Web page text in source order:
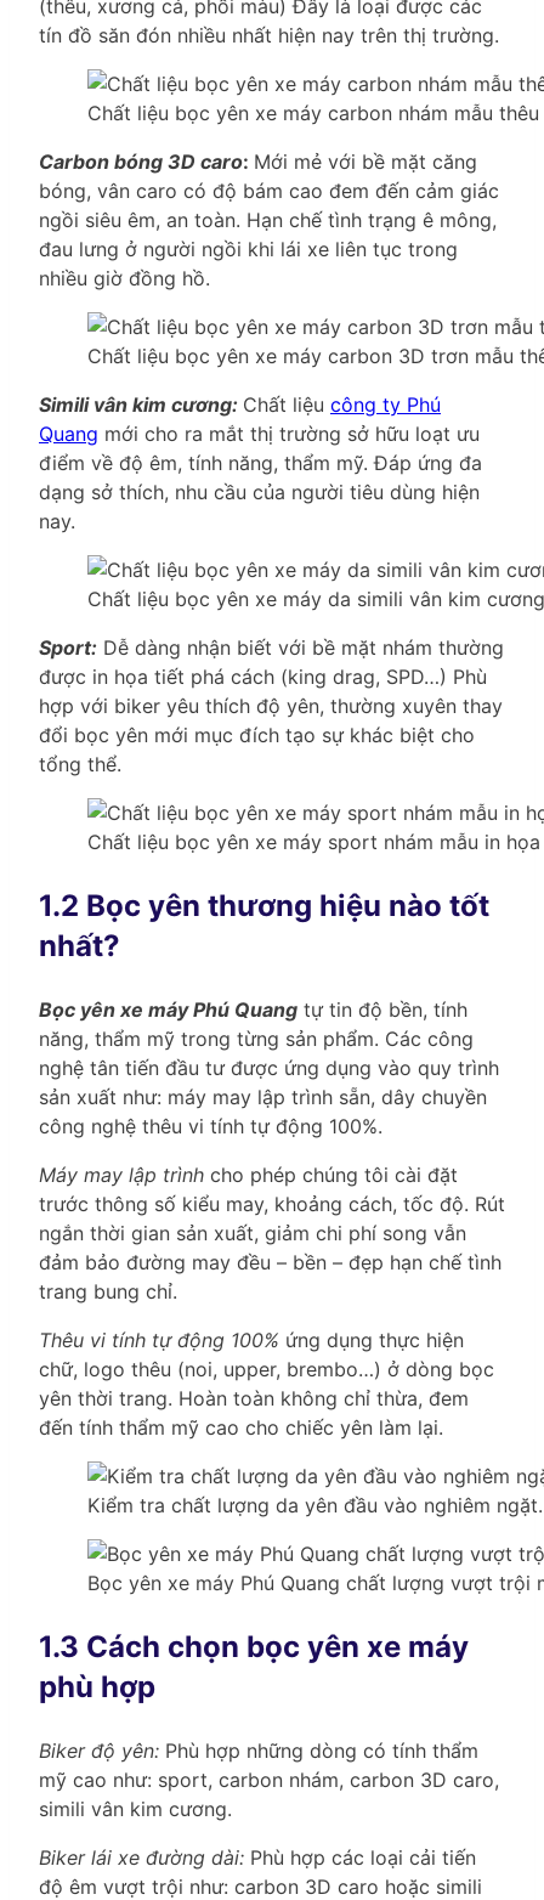
(thêu, xương cá, phối màu) Đây là loại được các
tín đồ săn đón nhiều nhất hiện nay trên thị trường.
Chất liệu bọc yên xe máy carbon nhám mẫu
Carbon bóng 3D caro: Mới mẻ với bề mặt căng
bóng, vân caro có độ bám cao đem đến cảm giác
ngồi siêu êm, an toàn. Hạn chế tình trạng ê mông,
đau lưng ở người ngồi khi lái xe liên tục trong
nhiều giờ đồng hồ.
Chất liệu bọc yên xe máy carbon 3D trơn mẫu
Simili vân kim cương: Chất liệu công ty Phú
Quang mới cho ra mắt thị trường sở hữu loạt ưu
điểm về độ êm, tính năng, thẩm mỹ. Đáp ứng đa
dạng sở thích, nhu cầu của người tiêu dùng hiện
nay.
Chất liệu bọc yên xe máy da simili vân kim cương
Sport: Dễ dàng nhận biết với bề mặt nhám thường
được in họa tiết phá cách (king drag, SPD…) Phù
hợp với biker yêu thích độ yên, thường xuyên thay
đổi bọc yên mới mục đích tạo sự khác biệt cho
tổng thể.
Chất liệu bọc yên xe máy sport nhám mẫu in
1.2 Bọc yên thương hiệu nào tốt
nhất?
Bọc yên xe máy Phú Quang tự tin độ bền, tính
năng, thẩm mỹ trong từng sản phẩm. Các công
nghệ tân tiến đầu tư được ứng dụng vào quy trình
sản xuất như: máy may lập trình sẵn, dây chuyền
công nghệ thêu vi tính tự động 100%.
Máy may lập trình cho phép chúng tôi cài đặt
trước thông số kiểu may, khoảng cách, tốc độ. Rút
ngắn thời gian sản xuất, giảm chi phí song vẫn
đảm bảo đường may đều – bền – đẹp hạn chế tình
trang bung chỉ.
Thêu vi tính tự động 100% ứng dụng thực hiện
chữ, logo thêu (noi, upper, brembo…) ở dòng bọc
yên thời trang. Hoàn toàn không chỉ thừa, đem
đến tính thẩm mỹ cao cho chiếc yên làm lại.
Kiểm tra chất lượng da yên đầu vào nghiêm ngặt.
Bọc yên xe máy Phú Quang chất lượng vượt trội
1.3 Cách chọn bọc yên xe máy
phù hợp
Biker độ yên: Phù hợp những dòng có tính thẩm
mỹ cao như: sport, carbon nhám, carbon 3D caro,
simili vân kim cương.
Biker lái xe đường dài: Phù hợp các loại cải tiến
độ êm vượt trội như: carbon 3D caro hoặc simili